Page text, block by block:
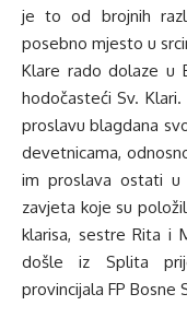
je to od brojnih
posebno mjesto u
Klare rado dolaze u
hodočasteći Sv.
proslavu blagdana
devetnicama,
im proslava ostati u
zavjeta koje su
klarisa, sestre Rita i
došle iz Splita
provincijala FP Bosne